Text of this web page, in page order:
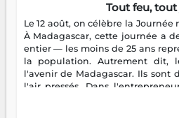
Tout feu,
Le 12 août, on célèbre la
À Madagascar, cette journée a
entier — les moins de 25 ans
la population. Autrement dit,
l'avenir de Madagascar. Ils sont
l'air pressés. Dans
plus nombreux à se lancer, à
sans filet, souvent sans aide,